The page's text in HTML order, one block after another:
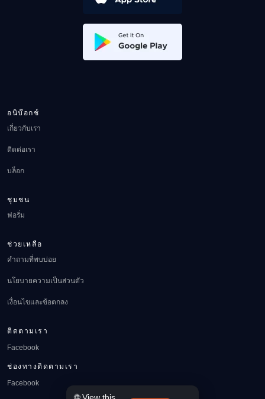
อนิบ๊อกช์
เกี่ยวกับเรา
ติดต่อเรา
บล็อก
ชุมชน
ฟอรั่ม
ช่วยเหลือ
คำถามที่พบบ่อย
นโยบายความเป็นส่วนตัว
เงื่อนไขและข้อตกลง
ติดตามเรา
Facebook
ช่องทางติดตามเรา
Facebook